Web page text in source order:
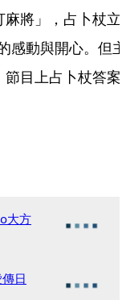
麻將」，占卜杖立
感動與開心。但主
目上占卜杖答案
大方
日